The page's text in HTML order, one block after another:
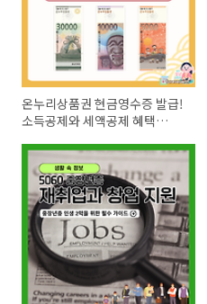
온누리상품권 현금영수증 발급!
소득공제와 세액공제 혜택